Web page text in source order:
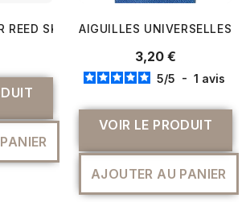
REED SK270 - SILVER REED
AIGUILLES UNIVERSELLES
3,20 €
5/5 - 1 avis
VOIR LE PRODUIT
AJOUTER AU PANIER